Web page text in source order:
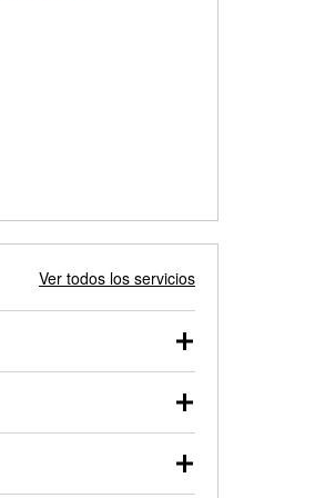
Ver todos los servicios
vehículo y cargarse en
te ayudará a encontrar
o desmonta el